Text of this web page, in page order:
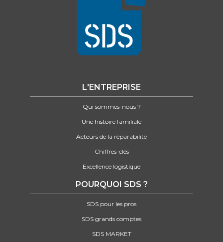
L'ENTREPRISE
Qui sommes-nous ?
Une histoire familiale
Acteurs de la réparabilité
Chiffres-clés
Excellence logistique
POURQUOI SDS ?
SDS pour les pros
SDS grands comptes
SDS MARKET